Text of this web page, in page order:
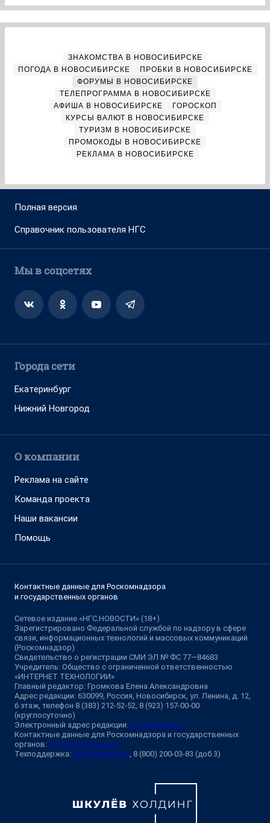
ЗНАКОМСТВА В НОВОСИБИРСКЕ
ПОГОДА В НОВОСИБИРСКЕ
ПРОБКИ В НОВОСИБИРСКЕ
ФОРУМЫ В НОВОСИБИРСКЕ
ТЕЛЕПРОГРАММА В НОВОСИБИРСКЕ
АФИША В НОВОСИБИРСКЕ
ГОРОСКОП
КУРСЫ ВАЛЮТ В НОВОСИБИРСКЕ
ТУРИЗМ В НОВОСИБИРСКЕ
ПРОМОКОДЫ В НОВОСИБИРСКЕ
РЕКЛАМА В НОВОСИБИРСКЕ
Полная версия
Справочник пользователя НГС
Мы в соцсетях
Города сети
Екатеринбург
Нижний Новгород
О компании
Реклама на сайте
Команда проекта
Наши вакансии
Помощь
Контактные данные для Роскомнадзора
и государственных органов
Сетевое издание «НГС.НОВОСТИ» (18+)
Зарегистрировано Федеральной службой по надзору в сфере
связи, информационных технологий и массовых коммуникаций
(Роскомнадзор)
Свидетельство о регистрации СМИ ЭЛ № ФС 77—84683
Учредитель: Общество с ограниченной ответственностью
«ИНТЕРНЕТ ТЕХНОЛОГИИ»
Главный редактор: Громкова Елена Александровна
Адрес редакции: 630099, Россия, Новосибирск, ул. Ленина, д. 12,
6 этаж, телефон 8 (383) 212-52-52, 8 (923) 157-00-00
(круглосуточно)
Электронный адрес редакции: ngs@shkulev.ru
Контактные данные для Роскомнадзора и государственных
органов: juristnsk@shkulev.ru
Техподдержка: help@shkulev.ru , 8 (800) 200-03-83 (доб.3)